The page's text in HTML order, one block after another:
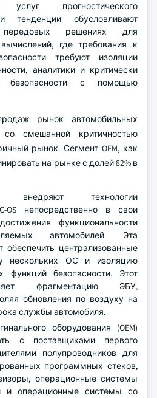
прогностического
тенденции обусловливают
решениях для
где требования к
требуют изоляции
аналитики и критически
безопасности с помощью
рынок автомобильных
смешанной критичностью
рынок. Сегмент OEM, как
на рынке с долей 82% в
внедряют технологии
OS непосредственно в свои
функциональности
автомобилей. Эта
обеспечить централизованные
нескольких ОС и изоляцию
функций безопасности. Этот
фрагментацию ЭБУ,
обновления по воздуху на
службы автомобиля.
оборудования (OEM)
с поставщиками первого
полупроводников для
программных стеков,
операционные системы
и операционные системы со